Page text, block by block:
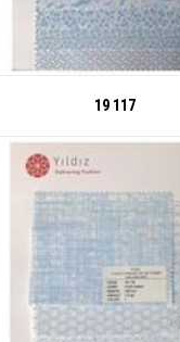
19 117